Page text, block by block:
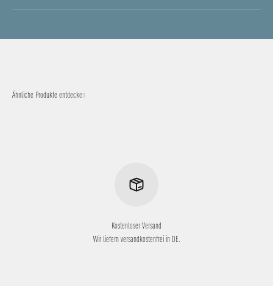
Kostenloser Versand
Wir liefern versandkostenfrei in DE.